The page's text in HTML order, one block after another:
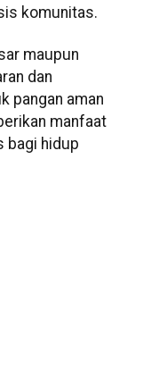
komunitas.
maupun
dan
pangan aman
manfaat
bagi hidup